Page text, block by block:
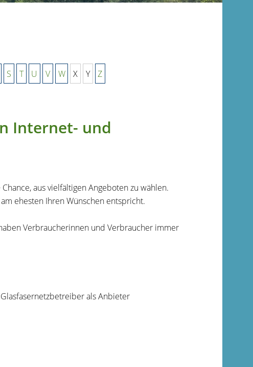
S T U V W X Y Z
Internet- und
aus vielfältigen Angeboten zu wählen.
ehesten Ihren Wünschen entspricht.
Verbraucherinnen und Verbraucher immer
als Anbieter